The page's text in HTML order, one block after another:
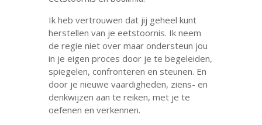
Ik heb vertrouwen dat jij geheel kunt
herstellen van je eetstoornis. Ik neem
de regie niet over maar ondersteun jou
in je eigen proces door je te begeleiden,
spiegelen, confronteren en steunen. En
door je nieuwe vaardigheden, ziens- en
denkwijzen aan te reiken, met je te
oefenen en verkennen.